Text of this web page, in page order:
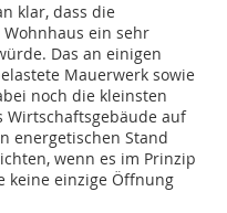
klar, dass die
ein sehr
Das an einigen
Mauerwerk sowie
noch die kleinsten
Wirtschaftsgebäude auf
energetischen Stand
wenn es im Prinzip
keine einzige Öffnung